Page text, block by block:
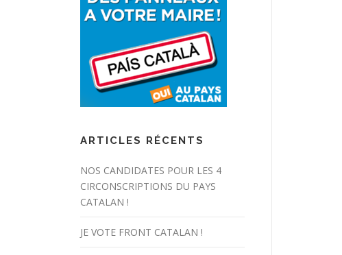
ARTICLES RÉCENTS
NOS CANDIDATES POUR LES 4
CIRCONSCRIPTIONS DU PAYS
CATALAN !
JE VOTE FRONT CATALAN !